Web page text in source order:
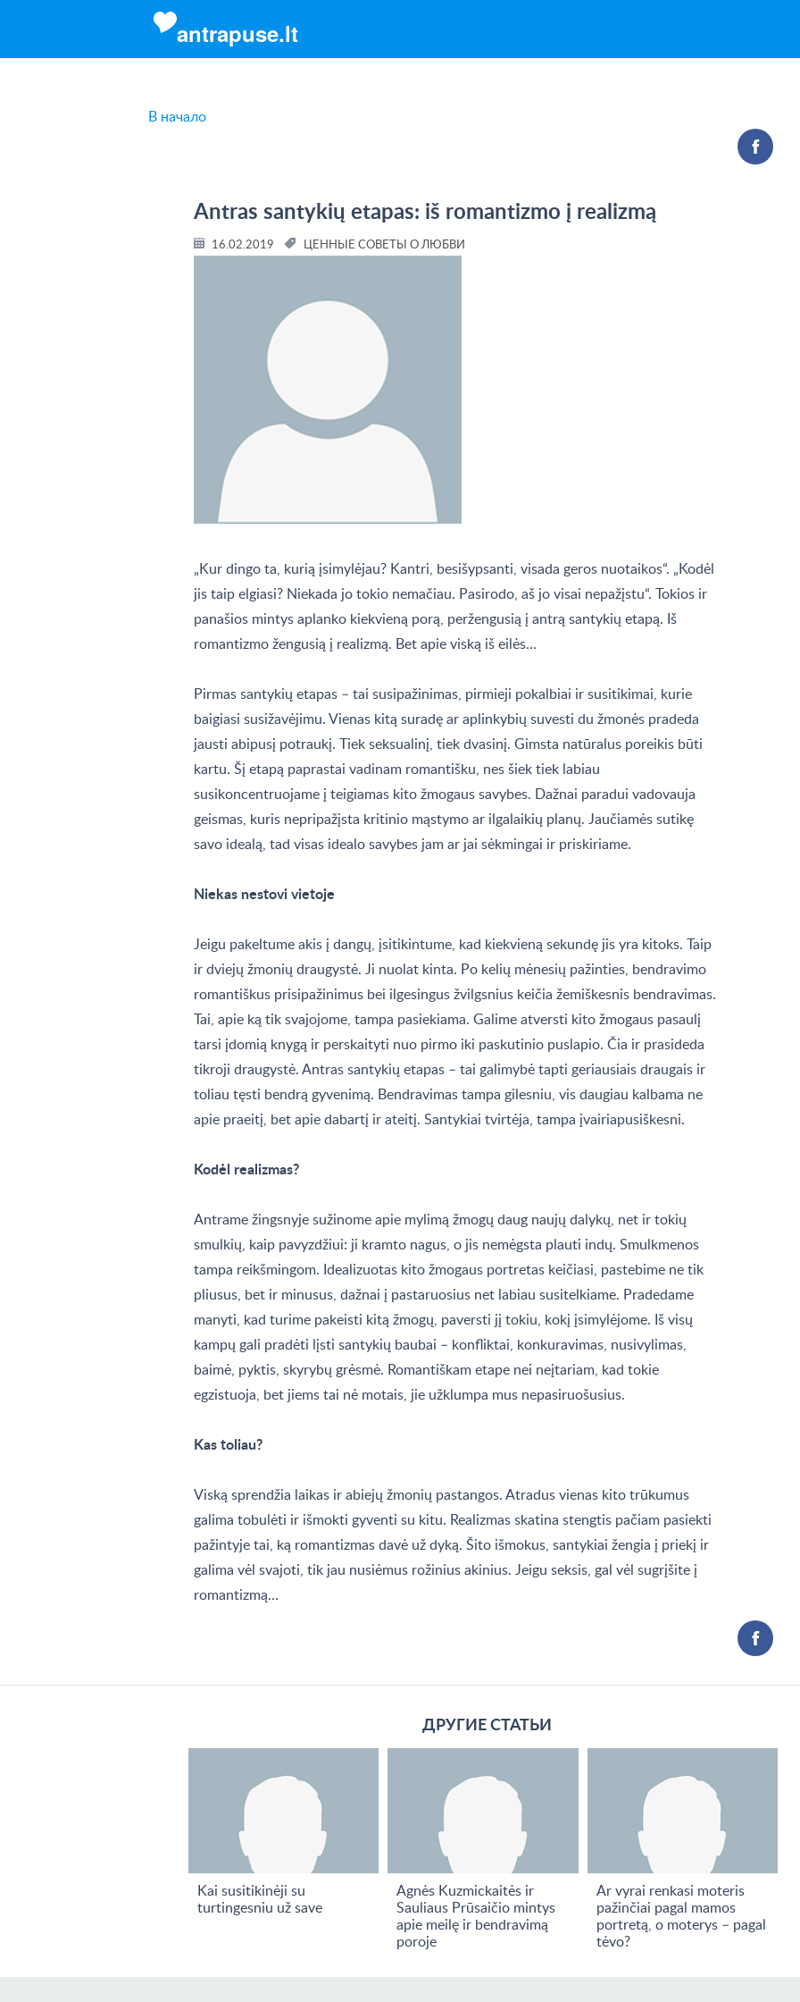
antrapuse.lt
В начало
Antras santykių etapas: iš romantizmo į realizmą
16.02.2019 ЦЕННЫЕ СОВЕТЫ О ЛЮБВИ
„Kur dingo ta, kurią įsimylėjau? Kantri, besišypsanti, visada geros nuotaikos“. „Kodėl
jis taip elgiasi? Niekada jo tokio nemačiau. Pasirodo, aš jo visai nepažįstu“. Tokios ir
panašios mintys aplanko kiekvieną porą, peržengusią į antrą santykių etapą. Iš
romantizmo žengusią į realizmą. Bet apie viską iš eilės…
Pirmas santykių etapas – tai susipažinimas, pirmieji pokalbiai ir susitikimai, kurie
baigiasi susižavėjimu. Vienas kitą suradę ar aplinkybių suvesti du žmonės pradeda
jausti abipusį potraukį. Tiek seksualinį, tiek dvasinį. Gimsta natūralus poreikis būti
kartu. Šį etapą paprastai vadinam romantišku, nes šiek tiek labiau
susikoncentruojame į teigiamas kito žmogaus savybes. Dažnai paradui vadovauja
geismas, kuris nepripažįsta kritinio mąstymo ar ilgalaikių planų. Jaučiamės sutikę
savo idealą, tad visas idealo savybes jam ar jai sėkmingai ir priskiriame.
Niekas nestovi vietoje
Jeigu pakeltume akis į dangų, įsitikintume, kad kiekvieną sekundę jis yra kitoks. Taip
ir dviejų žmonių draugystė. Ji nuolat kinta. Po kelių mėnesių pažinties, bendravimo
romantiškus prisipažinimus bei ilgesingus žvilgsnius keičia žemiškesnis bendravimas.
Tai, apie ką tik svajojome, tampa pasiekiama. Galime atversti kito žmogaus pasaulį
tarsi įdomią knygą ir perskaityti nuo pirmo iki paskutinio puslapio. Čia ir prasideda
tikroji draugystė. Antras santykių etapas – tai galimybė tapti geriausiais draugais ir
toliau tęsti bendrą gyvenimą. Bendravimas tampa gilesniu, vis daugiau kalbama ne
apie praeitį, bet apie dabartį ir ateitį. Santykiai tvirtėja, tampa įvairiapusiškesni.
Kodėl realizmas?
Antrame žingsnyje sužinome apie mylimą žmogų daug naujų dalykų, net ir tokių
smulkių, kaip pavyzdžiui: ji kramto nagus, o jis nemėgsta plauti indų. Smulkmenos
tampa reikšmingom. Idealizuotas kito žmogaus portretas keičiasi, pastebime ne tik
pliusus, bet ir minusus, dažnai į pastaruosius net labiau susitelkiame. Pradedame
manyti, kad turime pakeisti kitą žmogų, paversti jį tokiu, kokį įsimylėjome. Iš visų
kampų gali pradėti lįsti santykių baubai – konfliktai, konkuravimas, nusivylimas,
baimė, pyktis, skyrybų grėsmė. Romantiškam etape nei neįtariam, kad tokie
egzistuoja, bet jiems tai nė motais, jie užklumpa mus nepasiruošusius.
Kas toliau?
Viską sprendžia laikas ir abiejų žmonių pastangos. Atradus vienas kito trūkumus
galima tobulėti ir išmokti gyventi su kitu. Realizmas skatina stengtis pačiam pasiekti
pažintyje tai, ką romantizmas davė už dyką. Šito išmokus, santykiai žengia į priekį ir
galima vėl svajoti, tik jau nusiėmus rožinius akinius. Jeigu seksis, gal vėl sugrįšite į
romantizmą…
ДРУГИЕ СТАТЬИ
Kai susitikinėji su
turtingesniu už save
Agnės Kuzmickaitės ir
Sauliaus Prūsaičio mintys
apie meilę ir bendravimą
poroje
Ar vyrai renkasi moteris
pažinčiai pagal mamos
portretą, o moterys – pagal
tėvo?